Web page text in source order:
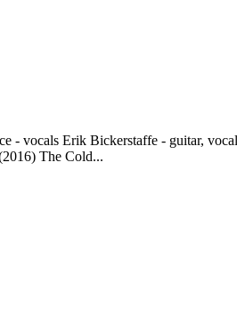
- vocals Erik Bickerstaffe - guitar,
The Cold...